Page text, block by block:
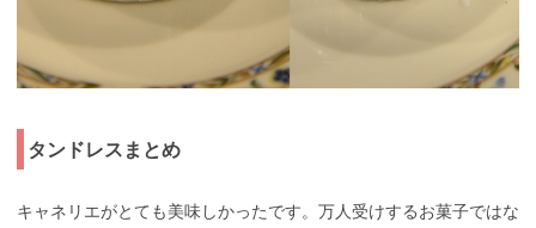
タンドレスまとめ
キャネリエがとても美味しかったです。万人受けするお菓子ではな